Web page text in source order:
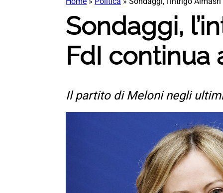
Sondaggi,
FdI continua
Il partito di Meloni negli